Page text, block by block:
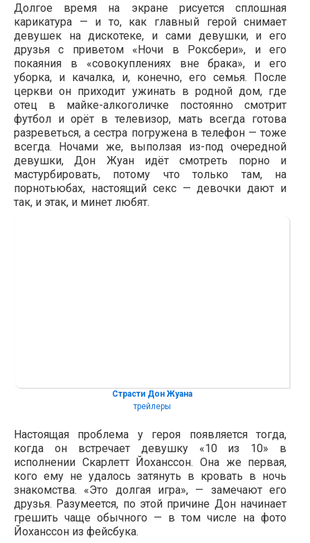
Долгое время на экране рисуется сплошная
карикатура — и то, как главный герой снимает
девушек на дискотеке, и сами девушки, и его
друзья с приветом «Ночи в Роксбери», и его
покаяния в «совокуплениях вне брака», и его
уборка, и качалка, и, конечно, его семья. После
церкви он приходит ужинать в родной дом, где
отец в майке-алкоголичке постоянно смотрит
футбол и орёт в телевизор, мать всегда готова
разреветься, а сестра погружена в телефон — тоже
всегда. Ночами же, выползая из-под очередной
девушки, Дон Жуан идёт смотреть порно и
мастурбировать, потому что только там, на
порнотьюбах, настоящий секс — девочки дают и
так, и этак, и минет любят.
Страсти Дон Жуана
трейлеры
Настоящая проблема у героя появляется тогда,
когда он встречает девушку «10 из 10» в
исполнении Скарлетт Йоханссон. Она же первая,
кого ему не удалось затянуть в кровать в ночь
знакомства. «Это долгая игра», — замечают его
друзья. Разумеется, по этой причине Дон начинает
грешить чаще обычного — в том числе на фото
Йоханссон из фейсбука.